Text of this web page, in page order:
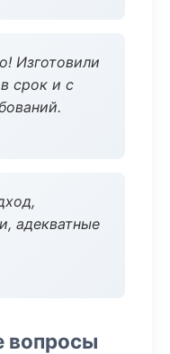
Изготовили
срок и с
адекватные
вопросы